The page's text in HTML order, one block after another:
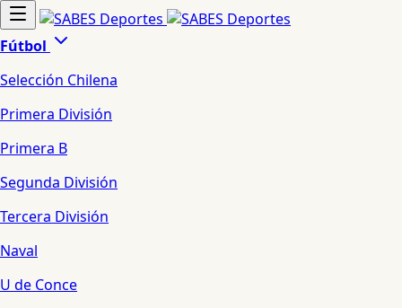
Fútbol
Selección Chilena
Primera División
Primera B
Segunda División
Tercera División
Naval
U de Conce